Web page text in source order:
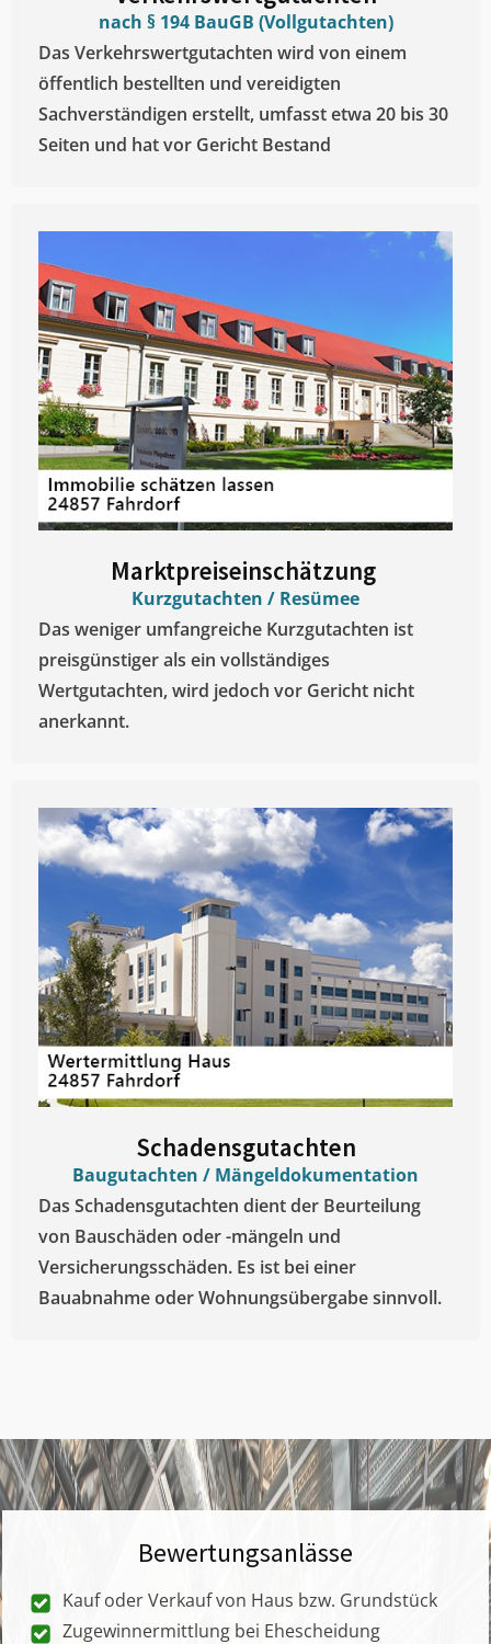
nach § 194 BauGB (Vollgutachten)
Das Verkehrswertgutachten wird von einem
öffentlich bestellten und vereidigten
Sachverständigen erstellt, umfasst etwa 20 bis 30
Seiten und hat vor Gericht Bestand
Marktpreiseinschätzung ​
Kurzgutachten / Resümee
Das weniger umfangreiche Kurzgutachten ist
preisgünstiger als ein vollständiges
Wertgutachten, wird jedoch vor Gericht nicht
anerkannt.
Schadensgutachten
Baugutachten / Mängeldokumentation
Das Schadensgutachten dient der Beurteilung
von Bauschäden oder -mängeln und
Versicherungsschäden. Es ist bei einer
Bauabnahme oder Wohnungsübergabe sinnvoll.
Bewertungsanlässe
Kauf oder Verkauf von Haus bzw. Grundstück
Zugewinnermittlung bei Ehescheidung